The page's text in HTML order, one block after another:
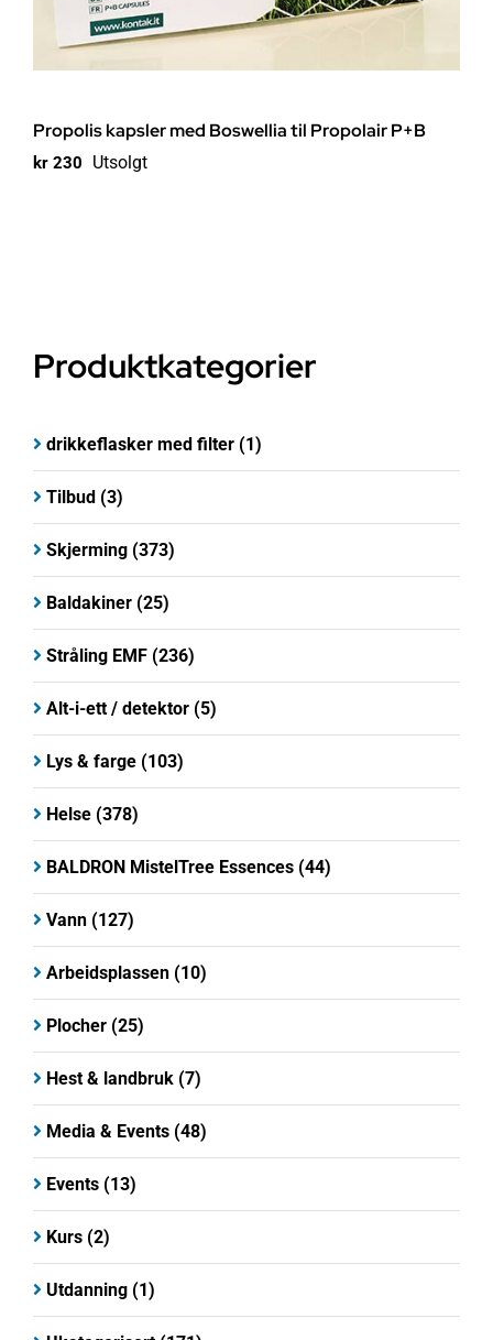
Propolis kapsler med Boswellia til Propolair P+B
kr 230 Utsolgt
Produktkategorier
drikkeflasker med filter (1)
Tilbud (3)
Skjerming (373)
Baldakiner (25)
Stråling EMF (236)
Alt-i-ett / detektor (5)
Lys & farge (103)
Helse (378)
BALDRON MistelTree Essences (44)
Vann (127)
Arbeidsplassen (10)
Plocher (25)
Hest & landbruk (7)
Media & Events (48)
Events (13)
Kurs (2)
Utdanning (1)